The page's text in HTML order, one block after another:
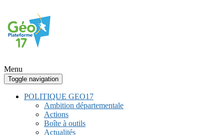
Menu
Toggle navigation
POLITIQUE GEO17
Ambition départementale
Actions
Boîte à outils
Actualités